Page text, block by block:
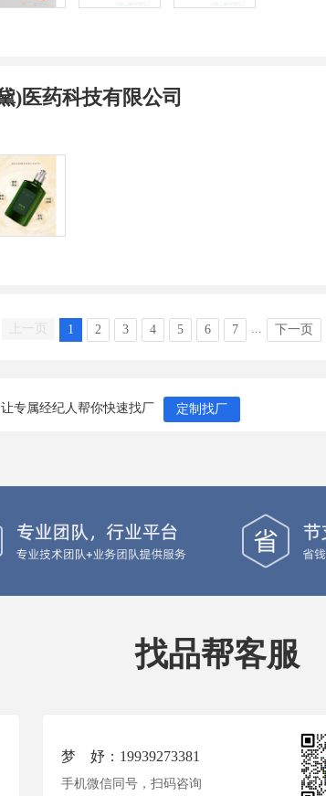
)医药科技有限公司
上一页 1 2 3 4 5 6 7 ... 下一页
专属经纪人帮你快速找厂 定制找厂
找品帮客服
梦 妤：19939273381
手机微信同号，扫码咨询